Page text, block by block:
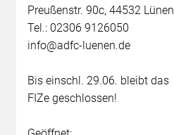
Preußenstr. 90c, 44532 Lünen
Tel.: 02306 9126050
info@adfc-luenen.de
Bis einschl. 29.06. bleibt das
FIZe geschlossen!